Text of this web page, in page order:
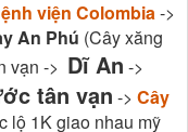
viện Colombia->
An Phú (Cây xăng
vạn -> Dĩ An ->
tân vạn -> Cây
lộ 1K giao nhau mỹ